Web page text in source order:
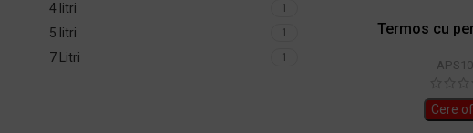
4 litri 1
5 litri 1
7 Litri 1
Termos cu
Cere